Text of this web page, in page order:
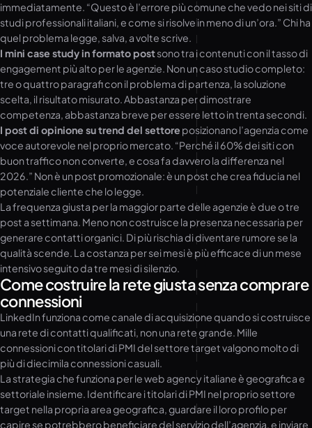
immediatamente. “Questo è l’errore più comune che vedo nei siti di
studi professionali italiani, e come si risolve in meno di un’ora.” Chi ha
quel problema legge, salva, a volte scrive.
I mini case study in formato postsono tra i contenuti con il tasso di
engagement più alto per le agenzie. Non un caso studio completo:
tre o quattro paragrafi con il problema di partenza, la soluzione
scelta, il risultato misurato. Abbastanza per dimostrare
competenza, abbastanza breve per essere letto in trenta secondi.
I post di opinione su trend del settore posizionano l’agenzia come
voce autorevole nel proprio mercato. “Perché il 60% dei siti con
buon traffico non converte, e cosa fa davvero la differenza nel
2026.” Non è un post promozionale: è un post che crea fiducia nel
potenziale cliente che lo legge.
La frequenza giusta per la maggior parte delle agenzie è due o tre
post a settimana. Meno non costruisce la presenza necessaria per
generare contatti organici. Di più rischia di diventare rumore se la
qualità scende. La costanza per sei mesi è più efficace di un mese
intensivo seguito da tre mesi di silenzio.
Come costruire la rete giusta senza comprare
connessioni
LinkedIn funziona come canale di acquisizione quando si costruisce
una rete di contatti qualificati, non una rete grande. Mille
connessioni con titolari di PMI del settore target valgono molto di
più di diecimila connessioni casuali.
La strategia che funziona per le web agency italiane è geografica e
settoriale insieme. Identificare i titolari di PMI nel proprio settore
target nella propria area geografica, guardare il loro profilo per
capire se potrebbero beneficiare del servizio dell’agenzia, e inviare